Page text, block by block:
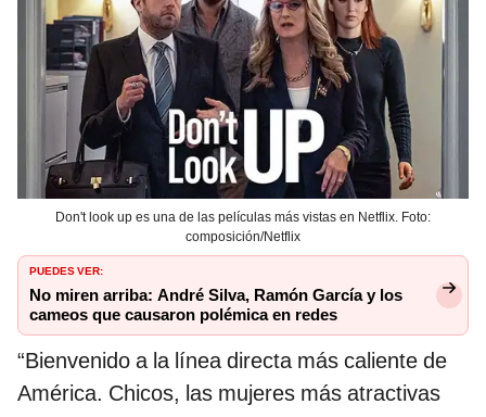
Don't look up es una de las películas más vistas en Netflix. Foto:
composición/Netflix
PUEDES VER:
No miren arriba: André Silva, Ramón García y los
cameos que causaron polémica en redes
“Bienvenido a la línea directa más caliente de
América. Chicos, las mujeres más atractivas